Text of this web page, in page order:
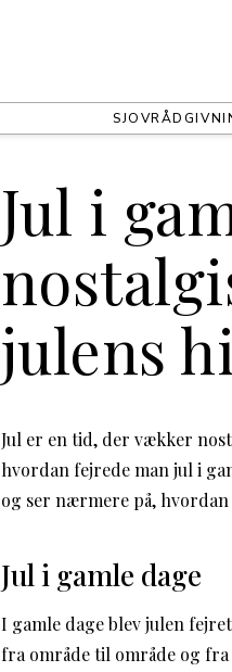
SJOV
Jul i
julens
Jul er en tid, der vækker
hvordan fejrede man jul i
og ser nærmere på,
Jul i gamle dage
I gamle dage blev julen
fra område til område og